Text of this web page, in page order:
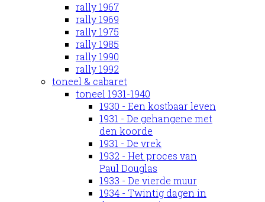
rally 1967
rally 1969
rally 1975
rally 1985
rally 1990
rally 1992
toneel & cabaret
toneel 1931-1940
1930 - Een kostbaar leven
1931 - De gehangene met
den koorde
1931 - De vrek
1932 - Het proces van
Paul Douglas
1933 - De vierde muur
1934 - Twintig dagen in